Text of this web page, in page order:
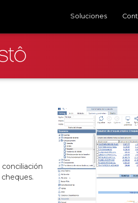
Soluciones
1 / 3
❮